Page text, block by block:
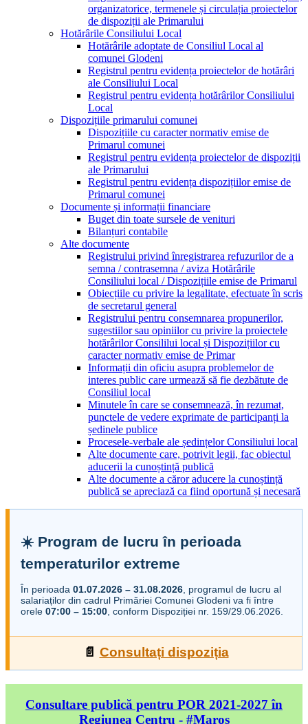
organizatorice, termenele și circulația proiectelor
de dispoziții ale Primarului
Hotărârile Consiliului Local
Hotărârile adoptate de Consiliul Local al
comunei Glodeni
Registrul pentru evidența proiectelor de hotărâri
ale Consiliului Local
Registrul pentru evidența hotărârilor Consiliului
Local
Dispozițiile primarului comunei
Dispozițiile cu caracter normativ emise de
Primarul comunei
Registrul pentru evidența proiectelor de dispoziții
ale Primarului
Registrul pentru evidența dispozițiilor emise de
Primarul comunei
Documente și informații financiare
Buget din toate sursele de venituri
Bilanțuri contabile
Alte documente
Registrului privind înregistrarea refuzurilor de a
semna / contrasemna / aviza Hotărârile
Consiliului local / Dispozițiile emise de Primarul
Obiecțiile cu privire la legalitate, efectuate în scris
de secretarul general
Registrului pentru consemnarea propunerilor,
sugestiilor sau opiniilor cu privire la proiectele
hotărârilor Consililui local și Dispozițiilor cu
caracter normativ emise de Primar
Informații din oficiu asupra problemelor de
interes public care urmează să fie dezbătute de
Consiliul local
Minutele în care se consemnează, în rezumat,
punctele de vedere exprimate de participanți la
ședinele publice
Procesele-verbale ale ședințelor Consiliului local
Alte documente care, potrivit legii, fac obiectul
aducerii la cunoștință publică
Alte documente a căror aducere la cunoștință
publică se apreciază ca fiind oportună și necesară
☀️ Program de lucru în perioada
temperaturilor extreme
În perioada 01.07.2026 – 31.08.2026 , programul de lucru al
salariaților din cadrul Primăriei Comunei Glodeni va fi între
orele 07:00 – 15:00 , conform Dispoziției nr. 159/29.06.2026.
📄 Consultați dispoziția
Consultare publică pentru POR 2021-2027 în
Regiunea Centru - #Maros